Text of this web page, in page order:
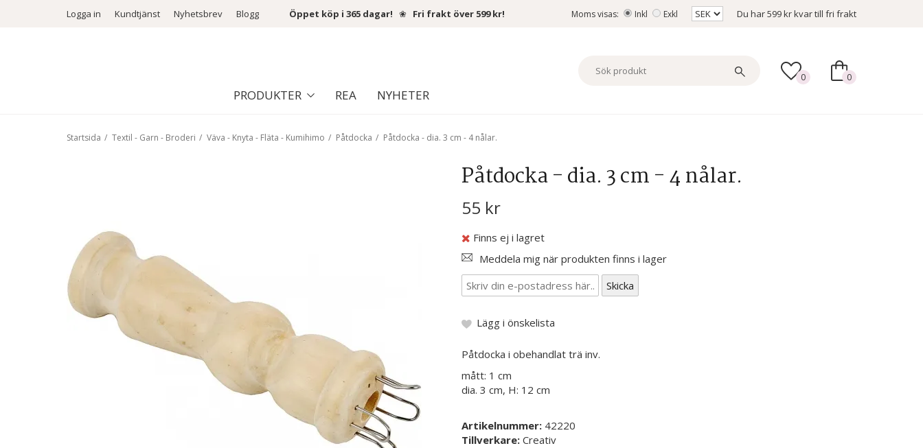
Logga in Kundtjänst Nyhetsbrev Blogg Öppet köp i 365 dagar! ❀ Fri frakt över 599 kr! Moms visas: Inkl Exkl Du har599 krkvar till fri frakt
PRODUKTER REA NYHETER
0 0
Startsida / Textil - Garn - Broderi / Väva - Knyta - Fläta - Kumihimo / Påtdocka / Påtdocka - dia. 3 cm - 4 nålar.
Påtdocka - dia. 3 cm - 4 nålar.
55 kr
Finns ej i lagret
Meddela mig när produkten finns i lager
Lägg i önskelista
Påtdocka i obehandlat trä inv.
mått: 1 cm
dia. 3 cm, H: 12 cm
Artikelnummer: 42220
Tillverkare: Creativ